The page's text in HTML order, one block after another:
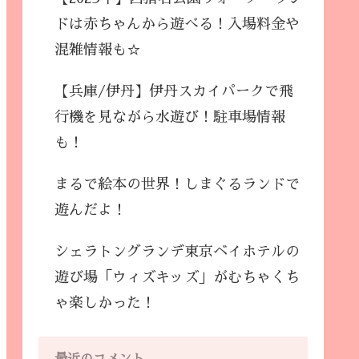
ドは赤ちゃんから遊べる！入場料金や
混雑情報も☆
【兵庫/伊丹】伊丹スカイパークで飛
行機を見ながら水遊び！駐車場情報
も！
まるで絵本の世界！しまぐるランドで
遊んだよ！
シェラトングランデ東京ベイホテルの
遊び場「ウィズキッズ」がむちゃくち
ゃ楽しかった！